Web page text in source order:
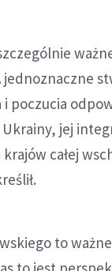
jednoznaczne
poczucia
Ukrainy, jej
całej
to